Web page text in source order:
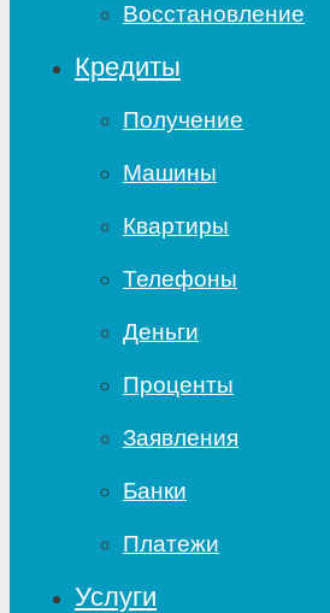
Восстановление
Кредиты
Получение
Машины
Квартиры
Телефоны
Деньги
Проценты
Заявления
Банки
Платежи
Услуги